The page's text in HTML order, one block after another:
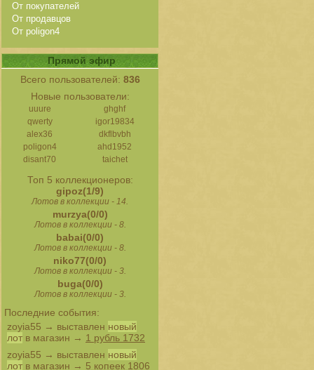
От покупателей
От продавцов
От poligon4
Прямой эфир
Всего пользователей: 836
Новые пользователи:
uuure
ghghf
qwerty
igor19834
alex36
dkflbvbh
poligon4
ahd1952
disant70
taichet
Топ 5 коллекционеров:
gipoz(1/9)
Лотов в коллекции - 14.
murzya(0/0)
Лотов в коллекции - 8.
babai(0/0)
Лотов в коллекции - 8.
niko77(0/0)
Лотов в коллекции - 3.
buga(0/0)
Лотов в коллекции - 3.
Последние события:
zoyia55 → выставлен новый
лот в магазин → 1 рубль 1732
zoyia55 → выставлен новый
лот в магазин → 5 копеек 1806